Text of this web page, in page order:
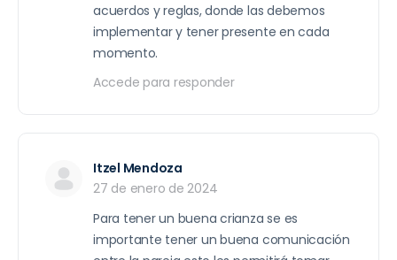
acuerdos y reglas, donde las debemos
implementar y tener presente en cada
momento.
Accede para responder
Itzel Mendoza
27 de enero de 2024
Para tener un buena crianza se es
importante tener un buena comunicación